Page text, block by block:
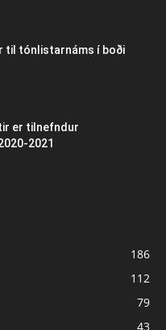
til tónlistarnáms í boði
er tilnefndur
2021
186
112
79
43